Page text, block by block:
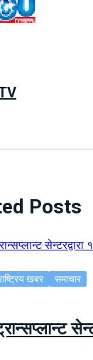
Posts
खबर समाचार